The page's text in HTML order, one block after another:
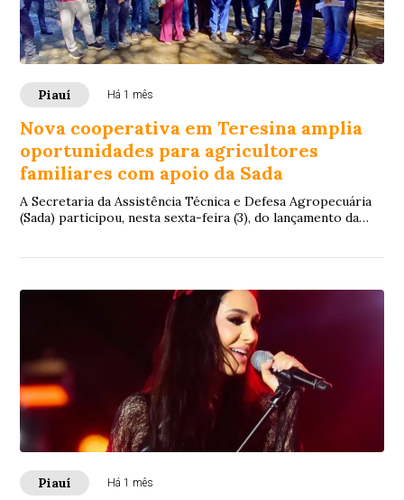
Piauí Há 1 mês
Nova cooperativa em Teresina amplia
oportunidades para agricultores
familiares com apoio da Sada
A Secretaria da Assistência Técnica e Defesa Agropecuária
(Sada) participou, nesta sexta-feira (3), do lançamento da
Piauí Há 1 mês